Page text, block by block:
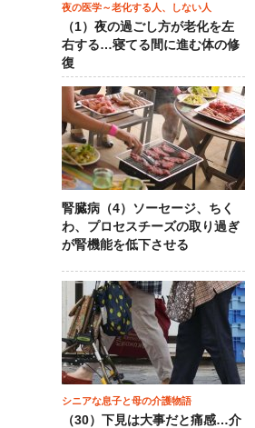
夜の医学～老化する人、しない人
（1）夜の過ごし方が老化を左
右する…寝てる間に進む体の修
復
腎臓病（4）ソーセージ、ちく
わ、プロセスチーズの取り過ぎ
が腎機能を低下させる
シニアな息子と母の介護物語
（30）下見は大事だと痛感…介